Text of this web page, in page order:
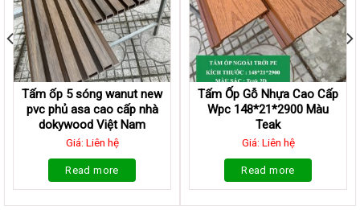
Tấm ốp 5 sóng wanut new
pvc phủ asa cao cấp nhà
dokywood Việt Nam
Giá: Liên hệ
Read more
Tấm Ốp Gỗ Nhựa Cao Cấp
Wpc 148*21*2900 Màu
Teak
Giá: Liên hệ
Read more